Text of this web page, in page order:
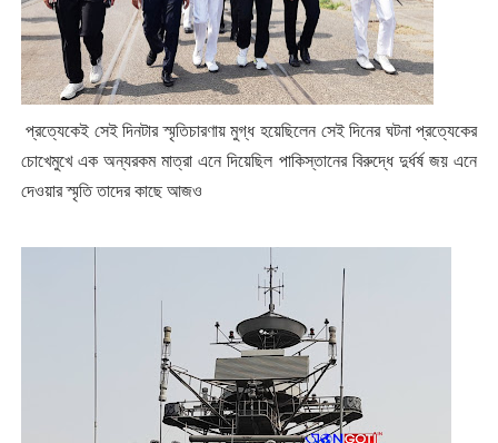
প্রত্যেকেই সেই দিনটার স্মৃতিচারণায় মুগ্ধ হয়েছিলেন সেই দিনের ঘটনা প্রত্যেকের
চোখেমুখে এক অন্যরকম মাত্রা এনে দিয়েছিল পাকিস্তানের বিরুদ্ধে দুর্ধর্ষ জয় এনে
দেওয়ার স্মৃতি তাদের কাছে আজও